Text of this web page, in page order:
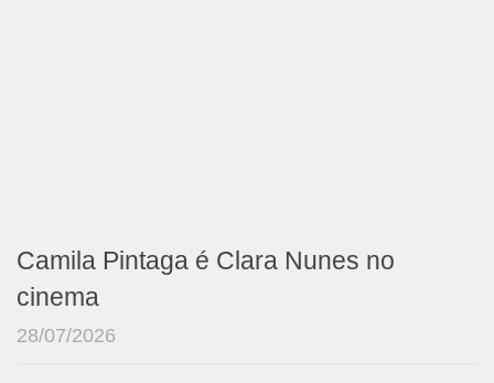
Camila Pintaga é Clara Nunes no
cinema
28/07/2026